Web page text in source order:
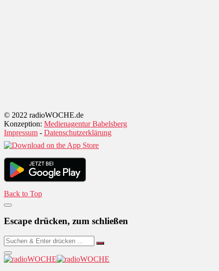
© 2022 radioWOCHE.de
Konzeption: Medienagentur Babelsberg
Impressum - Datenschutzerklärung
Back to Top
Escape drücken, zum schließen